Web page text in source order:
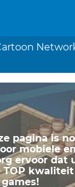
pagina is
mobiele
ervoor dat
TOP
games!